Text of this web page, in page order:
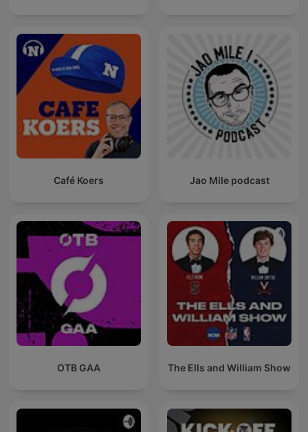
Café Koers Jao Mile podcast
OTB GAA The Ells and William Show